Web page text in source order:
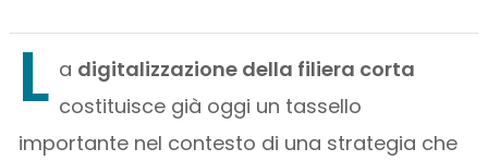
L a digitalizzazione della filiera corta
costituisce già oggi un tassello
importante nel contesto di una strategia che